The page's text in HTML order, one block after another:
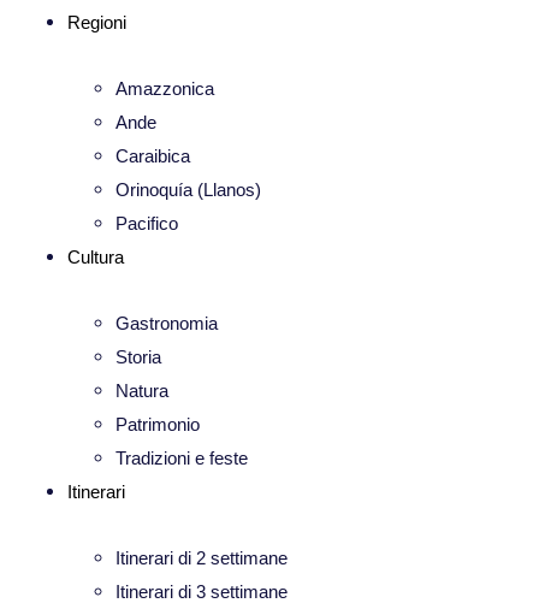
Regioni
Amazzonica
Ande
Caraibica
Orinoquía (Llanos)
Pacifico
Cultura
Gastronomia
Storia
Natura
Patrimonio
Tradizioni e feste
Itinerari
Itinerari di 2 settimane
Itinerari di 3 settimane